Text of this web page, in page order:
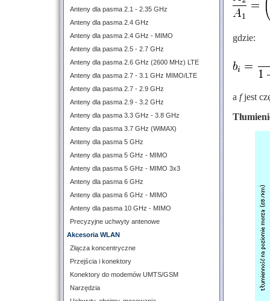
Anteny dla pasma 2.1 - 2.35 GHz
Anteny dla pasma 2.4 GHz
Anteny dla pasma 2.4 GHz - MIMO
Anteny dla pasma 2.5 - 2.7 GHz
Anteny dla pasma 2.6 GHz (2600 MHz) LTE
Anteny dla pasma 2.7 - 3.1 GHz MIMO/LTE
Anteny dla pasma 2.7 - 2.9 GHz
Anteny dla pasma 2.9 - 3.2 GHz
Anteny dla pasma 3.3 GHz - 3.8 GHz
Anteny dla pasma 3.7 GHz (WiMAX)
Anteny dla pasma 5 GHz
Anteny dla pasma 5 GHz - MIMO
Anteny dla pasma 5 GHz - MIMO 3x3
Anteny dla pasma 6 GHz
Anteny dla pasma 6 GHz - MIMO
Anteny dla pasma 10 GHz - MIMO
Precyzyjne uchwyty antenowe
Akcesoria WLAN
Złącza koncentryczne
Przejścia i konektory
Konektory do modemów UMTS/GSM
Narzędzia
gdzie:
a fjest